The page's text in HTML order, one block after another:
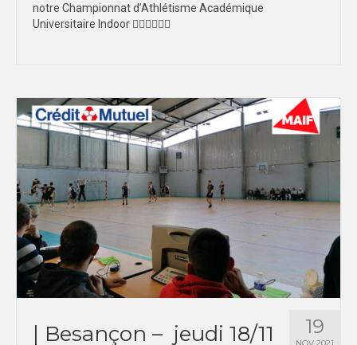
notre Championnat d’Athlétisme Académique
Universitaire Indoor 🏃🏼‍♀️🏃🏽‍♂️
19
| Besançon – jeudi 18/11